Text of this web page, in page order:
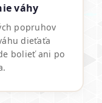
váhy
popruhov
dieťaťa
bolieť ani po